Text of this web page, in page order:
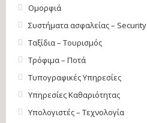
Ομορφιά
Συστήματα ασφαλείας – Security
Ταξίδια – Τουρισμός
Τρόφιμα – Ποτά
Τυπογραφικές Υπηρεσίες
Υπηρεσίες Καθαριότητας
Υπολογιστές – Τεχνολογία